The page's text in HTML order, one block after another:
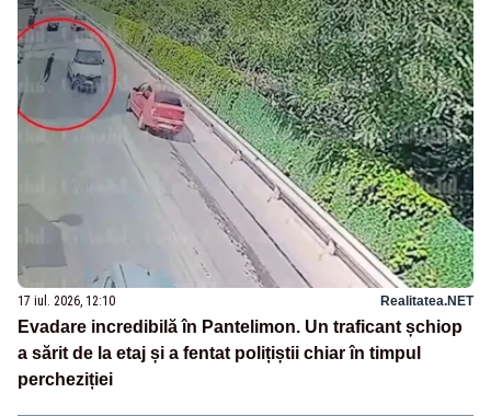
17 iul. 2026, 12:10 Realitatea.NET
Evadare incredibilă în Pantelimon. Un traficant șchiop
a sărit de la etaj și a fentat polițiștii chiar în timpul
percheziției